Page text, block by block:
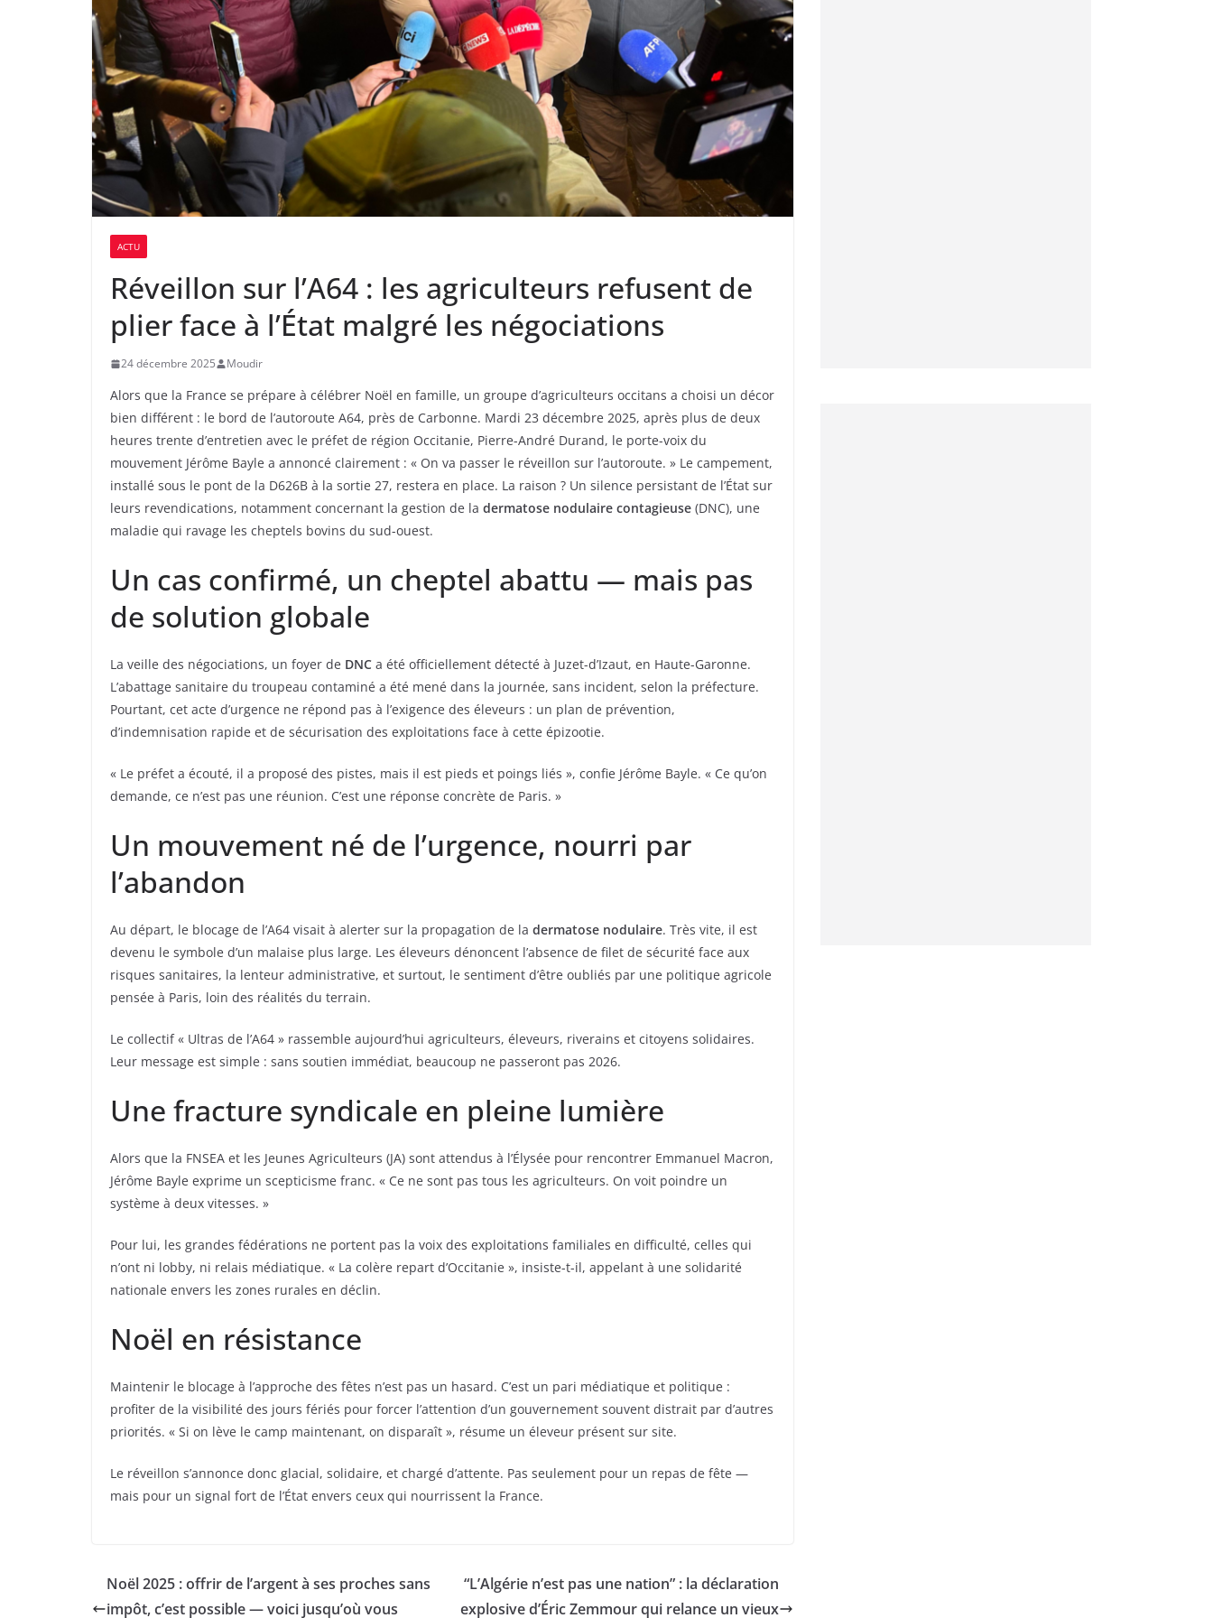
ACTU
Réveillon sur l’A64 : les agriculteurs refusent de
plier face à l’État malgré les négociations
24 décembre 2025 Moudir
Alors que la France se prépare à célébrer Noël en famille, un groupe d’agriculteurs occitans a choisi un décor
bien différent : le bord de l’autoroute A64, près de Carbonne. Mardi 23 décembre 2025, après plus de deux
heures trente d’entretien avec le préfet de région Occitanie, Pierre-André Durand, le porte-voix du
mouvement Jérôme Bayle a annoncé clairement : « On va passer le réveillon sur l’autoroute. » Le campement,
installé sous le pont de la D626B à la sortie 27, restera en place. La raison ? Un silence persistant de l’État sur
leurs revendications, notamment concernant la gestion de la dermatose nodulaire contagieuse (DNC), une
maladie qui ravage les cheptels bovins du sud-ouest.
Un cas confirmé, un cheptel abattu — mais pas
de solution globale
La veille des négociations, un foyer de DNC a été officiellement détecté à Juzet-d’Izaut, en Haute-Garonne.
L’abattage sanitaire du troupeau contaminé a été mené dans la journée, sans incident, selon la préfecture.
Pourtant, cet acte d’urgence ne répond pas à l’exigence des éleveurs : un plan de prévention,
d’indemnisation rapide et de sécurisation des exploitations face à cette épizootie.
« Le préfet a écouté, il a proposé des pistes, mais il est pieds et poings liés », confie Jérôme Bayle. « Ce qu’on
demande, ce n’est pas une réunion. C’est une réponse concrète de Paris. »
Un mouvement né de l’urgence, nourri par
l’abandon
Au départ, le blocage de l’A64 visait à alerter sur la propagation de la dermatose nodulaire. Très vite, il est
devenu le symbole d’un malaise plus large. Les éleveurs dénoncent l’absence de filet de sécurité face aux
risques sanitaires, la lenteur administrative, et surtout, le sentiment d’être oubliés par une politique agricole
pensée à Paris, loin des réalités du terrain.
Le collectif « Ultras de l’A64 » rassemble aujourd’hui agriculteurs, éleveurs, riverains et citoyens solidaires.
Leur message est simple : sans soutien immédiat, beaucoup ne passeront pas 2026.
Une fracture syndicale en pleine lumière
Alors que la FNSEA et les Jeunes Agriculteurs (JA) sont attendus à l’Élysée pour rencontrer Emmanuel Macron,
Jérôme Bayle exprime un scepticisme franc. « Ce ne sont pas tous les agriculteurs. On voit poindre un
système à deux vitesses. »
Pour lui, les grandes fédérations ne portent pas la voix des exploitations familiales en difficulté, celles qui
n’ont ni lobby, ni relais médiatique. « La colère repart d’Occitanie », insiste-t-il, appelant à une solidarité
nationale envers les zones rurales en déclin.
Noël en résistance
Maintenir le blocage à l’approche des fêtes n’est pas un hasard. C’est un pari médiatique et politique :
profiter de la visibilité des jours fériés pour forcer l’attention d’un gouvernement souvent distrait par d’autres
priorités. « Si on lève le camp maintenant, on disparaît », résume un éleveur présent sur site.
Le réveillon s’annonce donc glacial, solidaire, et chargé d’attente. Pas seulement pour un repas de fête —
mais pour un signal fort de l’État envers ceux qui nourrissent la France.
Noël 2025 : offrir de l’argent à ses proches sans
impôt, c’est possible — voici jusqu’où vous
“L’Algérie n’est pas une nation” : la déclaration
explosive d’Éric Zemmour qui relance un vieux